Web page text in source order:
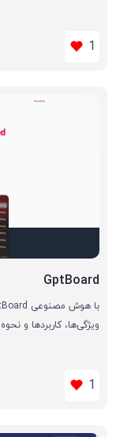
1
GptBoard
ویژگی‌ها، کاربردها و
1